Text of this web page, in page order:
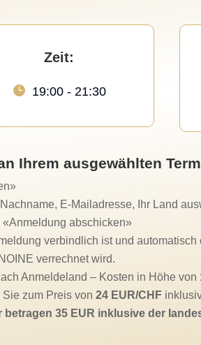
Zeit:
19:00 - 21:30
Ihrem ausgewählten
E-Mailadresse, Ihr Land
abschicken»
verbindlich ist und automatisch
verrechnet wird.
Anmeldeland – Kosten in Höhe von
Sie zum Preis von 24 EUR/CHF
35 EUR inklusive der